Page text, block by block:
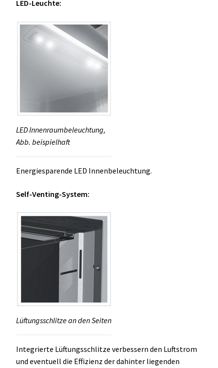
LED-Leuchte:
LED Innenraumbeleuchtung,
Abb. beispielhaft
Energiesparende LED Innenbeleuchtung.
Self-Venting-System:
Lüftungsschlitze an den Seiten
Integrierte Lüftungsschlitze verbessern den Luftstrom
und eventuell die Effizienz der dahinter liegenden